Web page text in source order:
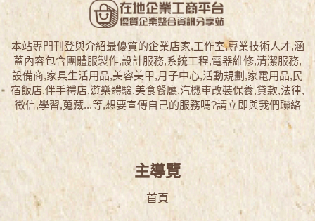
本站專門刊登與介紹最優質的企業店家,工作室,專業技術人才,涵
蓋內容包含團體服製作,設計服務,系統工程,電器維修,清潔服務,
設備商,家具生活用品,美容美甲,月子中心,活動規劃,家電用品,民
宿飯店,伴手禮店,遊樂體驗,美食餐廳,汽機車改裝保養,貸款,法律,
徵信,學習,蒐藏...等,想要宣傳自己的服務嗎?請立即與我們聯絡
主導覽
首頁